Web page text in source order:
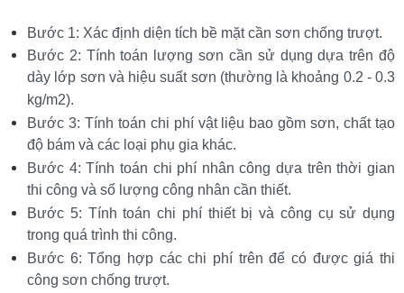
Bước 1: Xác định diện tích bề mặt cần sơn chống trượt.
Bước 2: Tính toán lượng sơn cần sử dụng dựa trên độ
dày lớp sơn và hiệu suất sơn (thường là khoảng 0.2 - 0.3
kg/m2).
Bước 3: Tính toán chi phí vật liệu bao gồm sơn, chất tạo
độ bám và các loại phụ gia khác.
Bước 4: Tính toán chi phí nhân công dựa trên thời gian
thi công và số lượng công nhân cần thiết.
Bước 5: Tính toán chi phí thiết bị và công cụ sử dụng
trong quá trình thi công.
Bước 6: Tổng hợp các chi phí trên để có được giá thi
công sơn chống trượt.